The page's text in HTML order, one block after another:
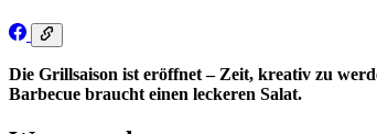
Die Grillsaison ist eröffnet – Zeit, kreativ zu
Barbecue braucht einen leckeren Salat.